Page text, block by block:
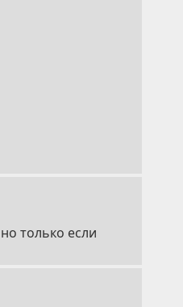
только если